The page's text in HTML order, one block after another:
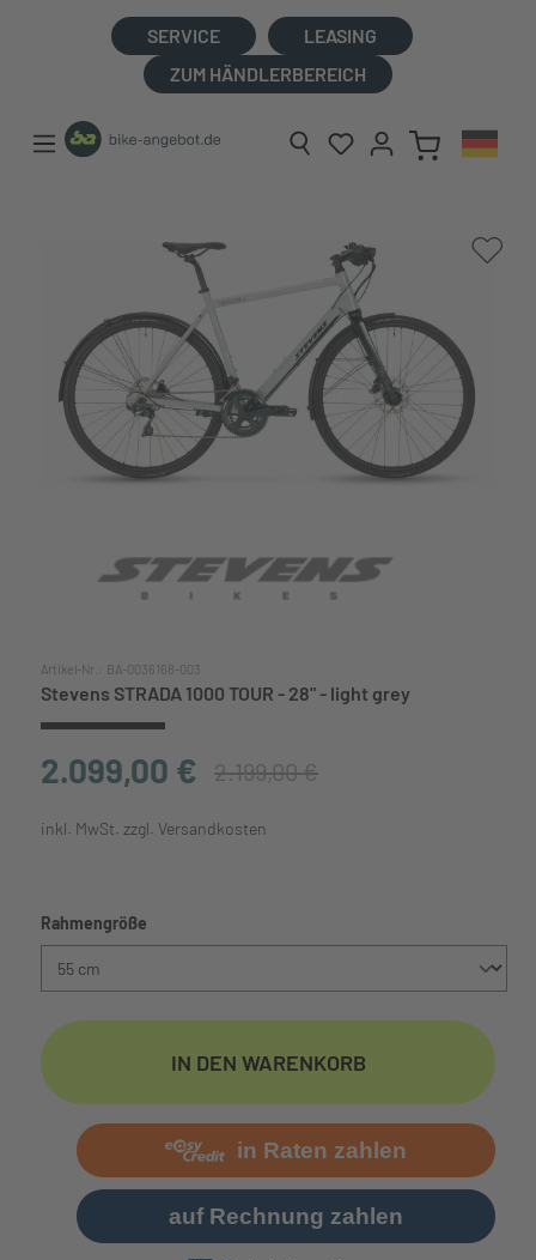
SERVICE
LEASING
ZUM HÄNDLERBEREICH
Bildergalerie überspringen
Artikel-Nr.: BA-0036168-003
Stevens STRADA 1000 TOUR - 28" - light grey
2.099,00 € 2.199,00 €
inkl. MwSt. zzgl. Versandkosten
Rahmengröße
IN DEN WARENKORB